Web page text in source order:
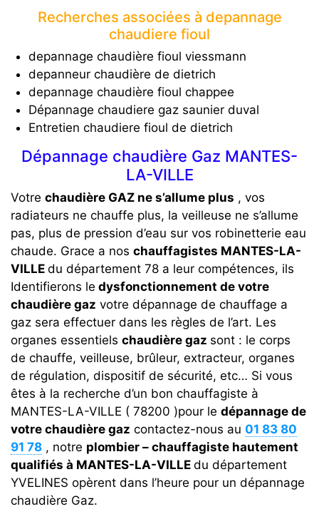
Recherches associées à depannage
chaudiere fioul
depannage chaudière fioul viessmann
depanneur chaudière de dietrich
depannage chaudière fioul chappee
Dépannage chaudiere gaz saunier duval
Entretien chaudiere fioul de dietrich
Dépannage chaudière Gaz MANTES-
LA-VILLE
Votre chaudière GAZ ne s’allume plus , vos
radiateurs ne chauffe plus, la veilleuse ne s’allume
pas, plus de pression d’eau sur vos robinetterie eau
chaude. Grace a nos chauffagistes MANTES-LA-
VILLE du département 78 a leur compétences, ils
Identifierons le dysfonctionnement de votre
chaudière gaz votre dépannage de chauffage a
gaz sera effectuer dans les règles de l’art. Les
organes essentiels chaudière gaz sont : le corps
de chauffe, veilleuse, brûleur, extracteur, organes
de régulation, dispositif de sécurité, etc… Si vous
êtes à la recherche d’un bon chauffagiste à
MANTES-LA-VILLE ( 78200 )pour le dépannage de
votre chaudière gaz contactez-nous au 01 83 80
91 78 , notre plombier – chauffagiste hautement
qualifiés à MANTES-LA-VILLE du département
YVELINES opèrent dans l’heure pour un dépannage
chaudière Gaz.